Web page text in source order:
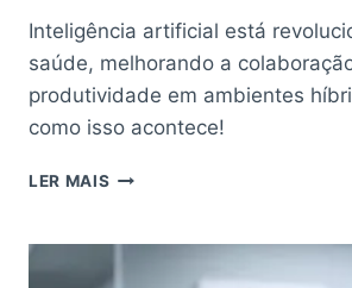
Inteligência artificial está
saúde, melhorando a
produtividade em ambientes
como isso acontece!
LER MAIS COMO
TRANSFORMA